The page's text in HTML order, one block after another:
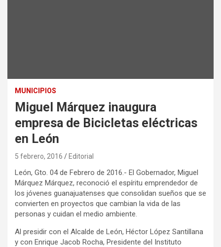
MUNICIPIOS
Miguel Márquez inaugura
empresa de Bicicletas eléctricas
en León
5 febrero, 2016 Editorial
León, Gto. 04 de Febrero de 2016.- El Gobernador, Miguel
Márquez Márquez, reconoció el espíritu emprendedor de
los jóvenes guanajuatenses que consolidan sueños que se
convierten en proyectos que cambian la vida de las
personas y cuidan el medio ambiente.
Al presidir con el Alcalde de León, Héctor López Santillana
y con Enrique Jacob Rocha, Presidente del Instituto